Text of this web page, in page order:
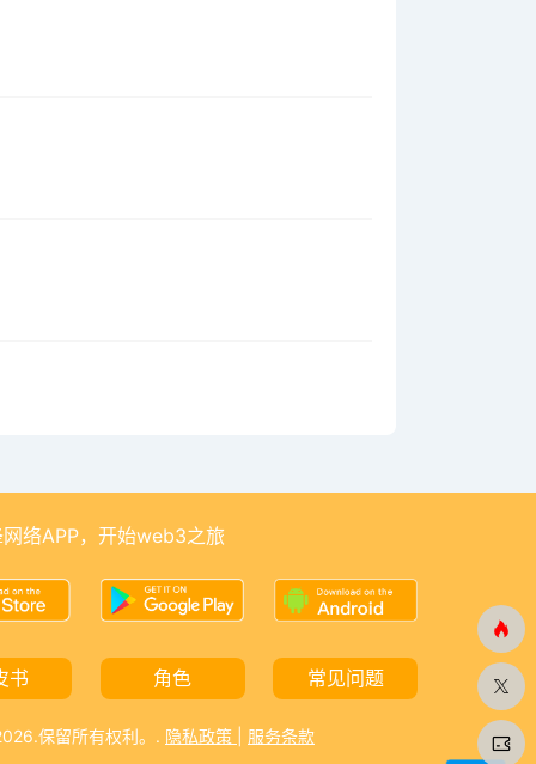
络APP，开始web3之旅
书 角色 常见问题
保留所有权利。. 隐私政策 服务条款